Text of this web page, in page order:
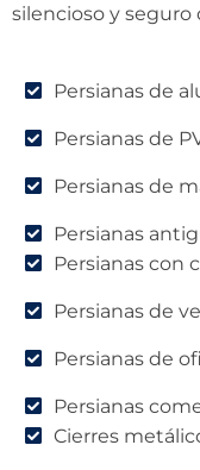
silencioso y seguro
Persianas de
Persianas de
Persianas de
Persianas
Persianas con
Persianas de
Persianas de
Persianas
Cierres